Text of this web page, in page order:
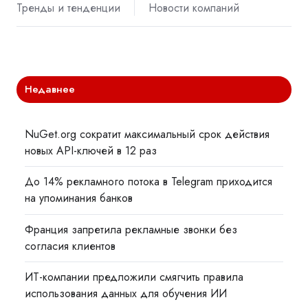
Тренды и тенденции Новости компаний
Недавнее
NuGet.org сократит максимальный срок действия
новых API-ключей в 12 раз
До 14% рекламного потока в Telegram приходится
на упоминания банков
Франция запретила рекламные звонки без
согласия клиентов
ИТ-компании предложили смягчить правила
использования данных для обучения ИИ